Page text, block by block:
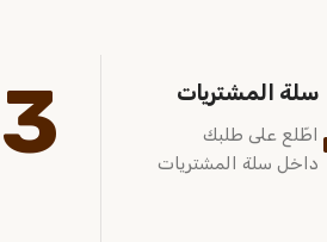
سلة المشتريات
اطّلع على طلبك
داخل سلة المشتريات